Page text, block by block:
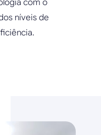
com o
níveis de